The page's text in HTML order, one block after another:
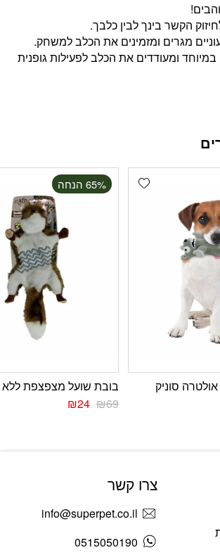
הקשר בינך לבין כלבך.
מגרים ומזמינים את הכלב למשחק.
במיוחד ומעודדים את הכלב לפעילות גופנית
Add wishlist
סוניק
‫65% הנחה
בובת שועל מצפצפת ללא
₪69
₪24
צרו קשר
info@superpet.co.il
0515050190